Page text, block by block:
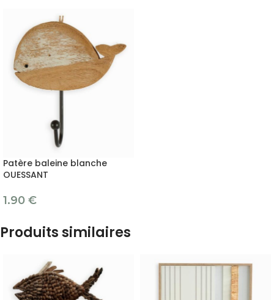
Patère baleine blanche
OUESSANT
1.90 €
Produits similaires